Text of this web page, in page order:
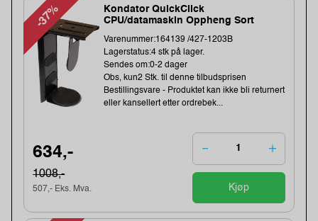
-37%
Kondator QuickClick
CPU/datamaskin Oppheng Sort
Varenummer:164139 /427-1203B
Lagerstatus:4 stk på lager.
Sendes om:0-2 dager
Obs, kun2 Stk. til denne tilbudsprisen
Bestillingsvare - Produktet kan ikke bli returnert
eller kansellert etter ordrebek...
634,-
1008,-
507,- Eks. Mva. Kjøp